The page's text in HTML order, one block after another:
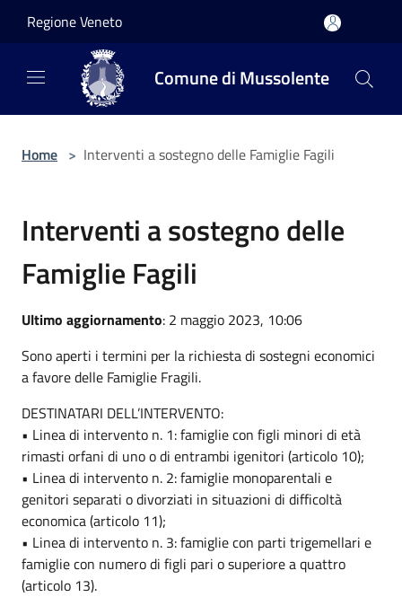
Regione Veneto
Comune di Mussolente
Home > Interventi a sostegno delle Famiglie Fagili
Interventi a sostegno delle
Famiglie Fagili
Ultimo aggiornamento: 2 maggio 2023, 10:06
Sono aperti i termini per la richiesta di sostegni economici
a favore delle Famiglie Fragili.
DESTINATARI DELL’INTERVENTO:
• Linea di intervento n. 1: famiglie con figli minori di età
rimasti orfani di uno o di entrambi igenitori (articolo 10);
• Linea di intervento n. 2: famiglie monoparentali e
genitori separati o divorziati in situazioni di difficoltà
economica (articolo 11);
• Linea di intervento n. 3: famiglie con parti trigemellari e
famiglie con numero di figli pari o superiore a quattro
(articolo 13).